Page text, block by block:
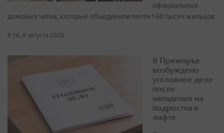
официальных
домовых чатов, которые объединили почти 160 тысяч жильцов
9:16, 8 августа 2026
В Приморье
возбуждено
уголовное дело
после
нападения на
подростка в
лифте